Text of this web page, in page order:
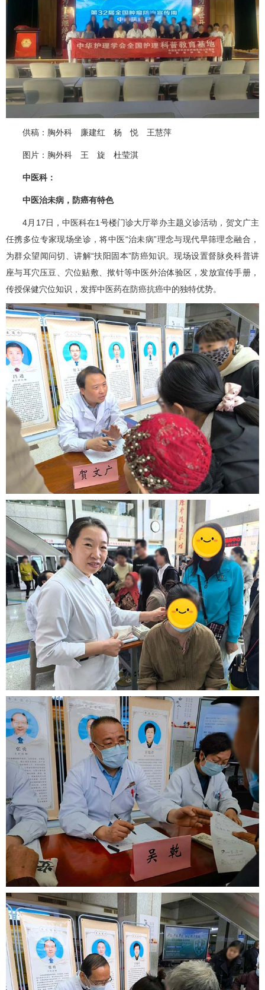
供稿： 胸外科 廉建红 杨 悦 王慧萍
图片： 胸外科 王 旋 杜莹淇
中医科 ：
中医治未病，防癌有特色
4月17日， 中医科在1号楼门诊大厅举办主题义诊活动， 贺文广主
任携多位专家现场坐诊，将中医“治未病”理念与现代早筛理念融合，
为群众望闻问切、讲解“扶阳固本”防癌知识。现场设置督脉灸科普讲
座与耳穴压豆、穴位贴敷、揿针等中医外治体验区，发放宣传手册，
传授保健穴位知识，发挥中医药在防癌抗癌中的独特优势。